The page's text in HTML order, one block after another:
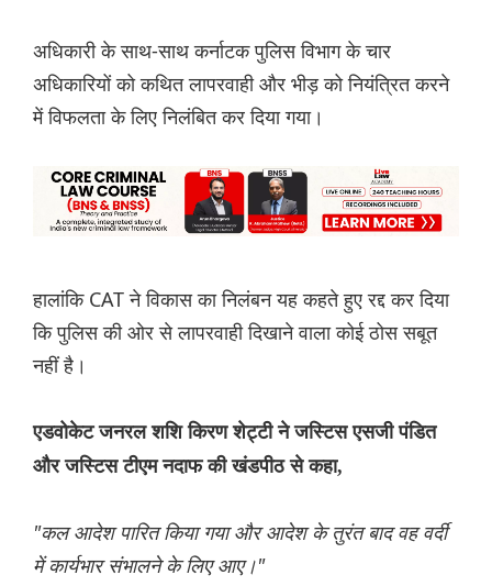
अधिकारी के साथ-साथ कर्नाटक पुलिस विभाग के चार
अधिकारियों को कथित लापरवाही और भीड़ को नियंत्रित करने
में विफलता के लिए निलंबित कर दिया गया।
हालांकि CAT ने विकास का निलंबन यह कहते हुए रद्द कर दिया
कि पुलिस की ओर से लापरवाही दिखाने वाला कोई ठोस सबूत
नहीं है।
एडवोकेट जनरल शशि किरण शेट्टी ने जस्टिस एसजी पंडित
और जस्टिस टीएम नदाफ की खंडपीठ से कहा,
"कल आदेश पारित किया गया और आदेश के तुरंत बाद वह वर्दी
में कार्यभार संभालने के लिए आए।"